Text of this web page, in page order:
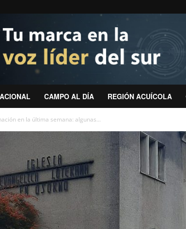
CAMPO AL DÍA REGIÓN ACUÍCOLA
en la última semana: algunas...